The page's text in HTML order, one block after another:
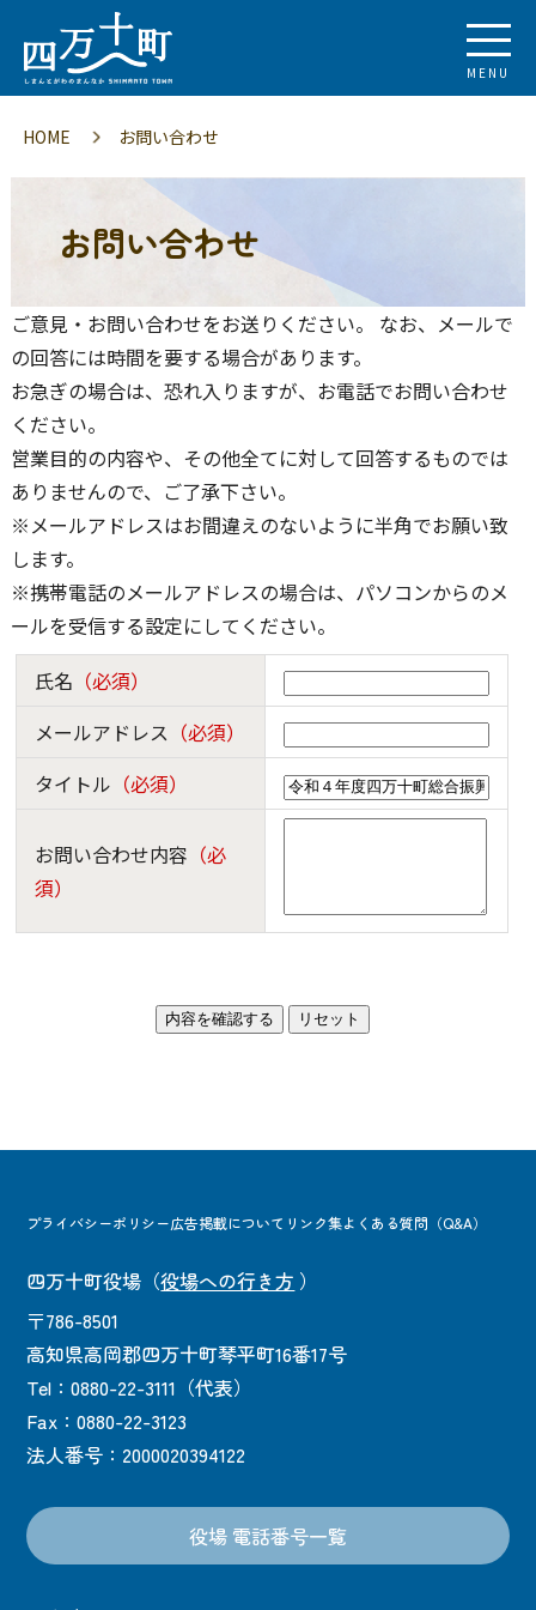
MENU
HOME お問い合わせ
お問い合わせ
ご意見・お問い合わせをお送りください。 なお、メールで
の回答には時間を要する場合があります。
お急ぎの場合は、恐れ入りますが、お電話でお問い合わせ
ください。
営業目的の内容や、その他全てに対して回答するものでは
ありませんので、ご了承下さい。
※メールアドレスはお間違えのないように半角でお願い致
します。
※携帯電話のメールアドレスの場合は、パソコンからのメ
ールを受信する設定にしてください。
氏名 （必須）
メールアドレス （必須）
タイトル （必須）
お問い合わせ内容 （必
須）
プライバシーポリシー広告掲載について リンク集よくある質問（Q&A）
四万十町役場 （役場への行き方 ）
〒786-8501
高知県高岡郡四万十町琴平町16番17号
Tel：0880-22-3111（代表）
Fax：0880-22-3123
法人番号：2000020394122
役場 電話番号一覧